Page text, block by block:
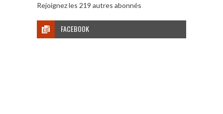
Rejoignez les 219 autres abonnés
FACEBOOK